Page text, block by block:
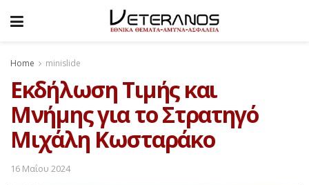
Home minislide
Eκδήλωση Tιμής και
Mνήμης για το Στρατηγό
Μιχάλη Κωσταράκο
16 Μαΐου 2024